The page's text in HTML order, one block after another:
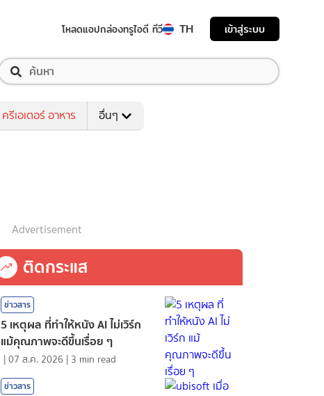
โหลดแอปกล่องทรูไอดี ทีวี TH เข้าสู่ระบบ
ครีเอเตอร์ อาหาร อื่นๆ
Advertisement
ติดกระแส
ข่าวสาร
5 เหตุผล ที่ทำให้หนัง AI ไม่เวิร์ก
แม้คุณภาพจะดีขึ้นเรื่อย ๆ
|07 ส.ค. 2026 | 3 min read
ข่าวสาร